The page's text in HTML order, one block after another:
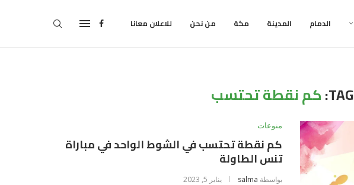
الدمام المدينة مكة من نحن للاعلان معانا
TAG: كم نقطة تحتسب
منوعات
كم نقطة تحتسب في الشوط الواحد في مباراة
تنس الطاولة
بواسطة salma يناير 5, 2023